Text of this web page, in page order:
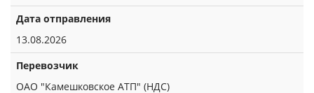
Дата отправления
13.08.2026
Перевозчик
ОАО "Камешковское АТП" (НДС)